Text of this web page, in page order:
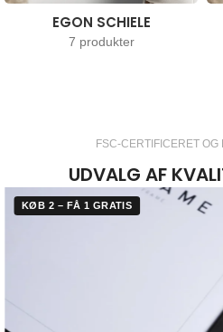
EGON SCHIELE
7 produkter
FSC-CERTIFICERET OG
UDVALG AF
KØB 2 – FÅ 1 GRATIS